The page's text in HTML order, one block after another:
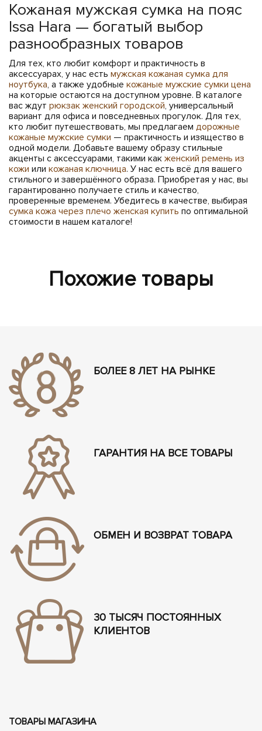
Кожаная мужская сумка на пояс
Issa Hara — богатый выбор
разнообразных товаров
Для тех, кто любит комфорт и практичность в
аксессуарах, у нас есть мужская кожаная сумка для
ноутбука, а также удобные кожаные мужские сумки цена
на которые остаются на доступном уровне. В каталоге
вас ждут рюкзак женский городской, универсальный
вариант для офиса и повседневных прогулок. Для тех,
кто любит путешествовать, мы предлагаем дорожные
кожаные мужские сумки — практичность и изящество в
одной модели. Добавьте вашему образу стильные
акценты с аксессуарами, такими как женский ремень из
кожи или кожаная ключница. У нас есть всё для вашего
стильного и завершённого образа. Приобретая у нас, вы
гарантированно получаете стиль и качество,
проверенные временем. Убедитесь в качестве, выбирая
сумка кожа через плечо женская купить по оптимальной
стоимости в нашем каталоге!
Похожие товары
БОЛЕЕ 8 ЛЕТ НА РЫНКЕ
ГАРАНТИЯ НА ВСЕ ТОВАРЫ
ОБМЕН И ВОЗВРАТ ТОВАРА
30 ТЫСЯЧ ПОСТОЯННЫХ
КЛИЕНТОВ
ТОВАРЫ МАГАЗИНА